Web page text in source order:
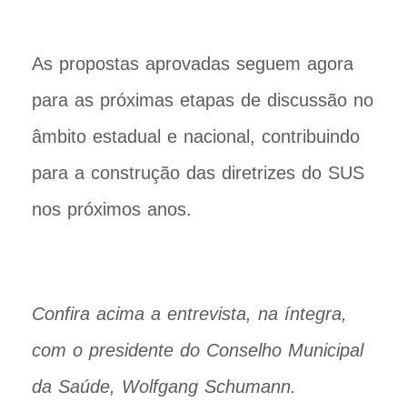
As propostas aprovadas seguem agora
para as próximas etapas de discussão no
âmbito estadual e nacional, contribuindo
para a construção das diretrizes do SUS
nos próximos anos.
Confira acima a entrevista, na íntegra,
com o presidente do Conselho Municipal
da Saúde, Wolfgang Schumann.